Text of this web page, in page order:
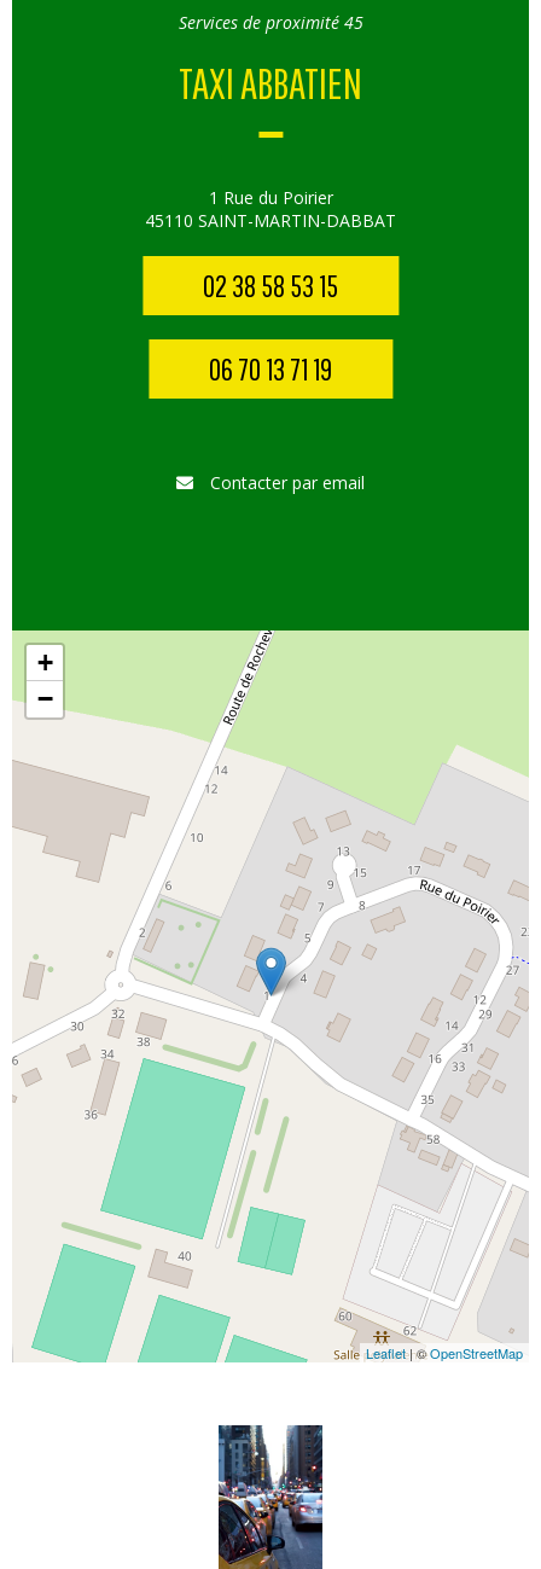
Services de proximité 45
TAXI ABBATIEN
1 Rue du Poirier
45110 SAINT-MARTIN-DABBAT
02 38 58 53 15
06 70 13 71 19
Contacter par email
+
−
Leaflet| ©OpenStreetMap